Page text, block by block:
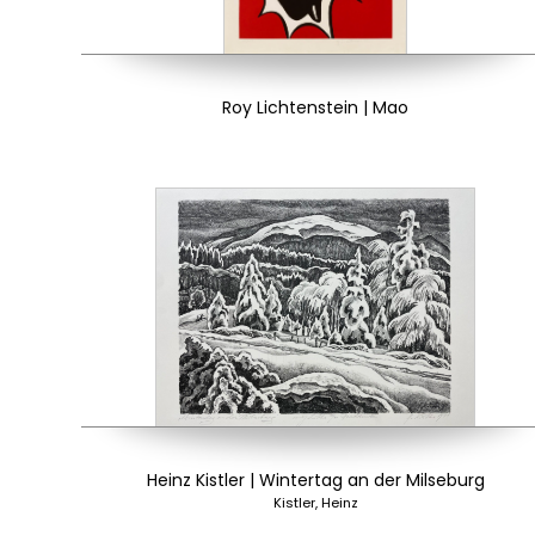
Roy Lichtenstein | Mao
Heinz Kistler | Wintertag an der Milseburg
Kistler, Heinz